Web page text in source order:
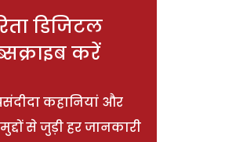
डिजिटल
करें
कहानियां और
से जुड़ी हर जानकारी